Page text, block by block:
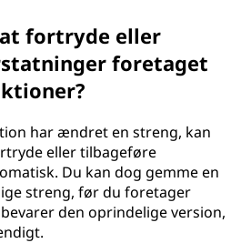
fortryde eller
foretaget
har ændret en streng, kan
eller tilbageføre
Du kan dog gemme en
streng, før du foretager
den oprindelige version,